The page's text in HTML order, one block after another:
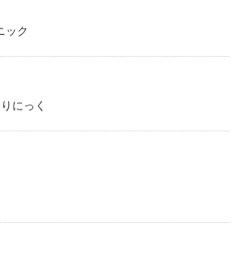
ック
にっく